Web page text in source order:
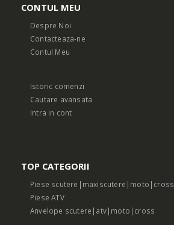
CONTUL MEU
Despre Noi
Contacteaza-ne
Contul Meu
Istoric comenzi
Cautare avansata
Intra in cont
TOP CATEGORII
Piese scutere|maxiscutere|moto|cross
Piese ATV
Anvelope scutere|atv|moto|cross